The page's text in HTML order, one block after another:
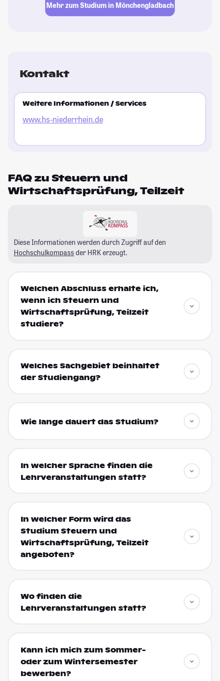
Mehr zum Studium in Mönchengladbach
Kontakt
Weitere Informationen / Services
www.hs-niederrhein.de
FAQ zu Steuern und
Wirtschaftsprüfung, Teilzeit
Diese Informationen werden durch Zugriff auf den
Hochschulkompass der HRK erzeugt.
Welchen Abschluss erhalte ich,
wenn ich Steuern und
Wirtschaftsprüfung, Teilzeit
studiere?
Welches Sachgebiet beinhaltet
der Studiengang?
Wie lange dauert das Studium?
In welcher Sprache finden die
Lehrveranstaltungen statt?
In welcher Form wird das
Studium Steuern und
Wirtschaftsprüfung, Teilzeit
angeboten?
Wo finden die
Lehrveranstaltungen statt?
Kann ich mich zum Sommer-
oder zum Wintersemester
bewerben?